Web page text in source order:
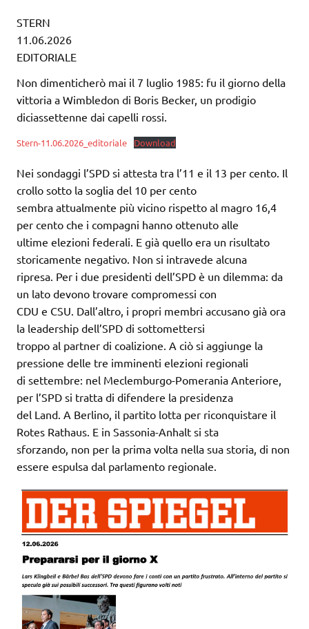
STERN
11.06.2026
EDITORIALE
Non dimenticherò mai il 7 luglio 1985: fu il giorno della
vittoria a Wimbledon di Boris Becker, un prodigio
diciassettenne dai capelli rossi.
Stern-11.06.2026_editoriale Download
Nei sondaggi l’SPD si attesta tra l’11 e il 13 per cento. Il
crollo sotto la soglia del 10 per cento
sembra attualmente più vicino rispetto al magro 16,4
per cento che i compagni hanno ottenuto alle
ultime elezioni federali. E già quello era un risultato
storicamente negativo. Non si intravede alcuna
ripresa. Per i due presidenti dell’SPD è un dilemma: da
un lato devono trovare compromessi con
CDU e CSU. Dall’altro, i propri membri accusano già ora
la leadership dell’SPD di sottomettersi
troppo al partner di coalizione. A ciò si aggiunge la
pressione delle tre imminenti elezioni regionali
di settembre: nel Meclemburgo-Pomerania Anteriore,
per l’SPD si tratta di difendere la presidenza
del Land. A Berlino, il partito lotta per riconquistare il
Rotes Rathaus. E in Sassonia-Anhalt si sta
sforzando, non per la prima volta nella sua storia, di non
essere espulsa dal parlamento regionale.